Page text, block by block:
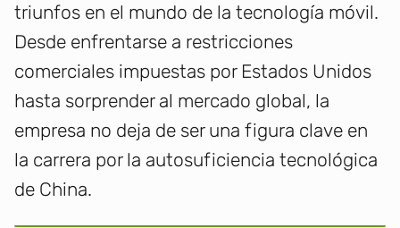
triunfos en el mundo de la tecnología móvil.
Desde enfrentarse a restricciones
comerciales impuestas por Estados Unidos
hasta sorprender al mercado global, la
empresa no deja de ser una figura clave en
la carrera por la autosuficiencia tecnológica
de China.